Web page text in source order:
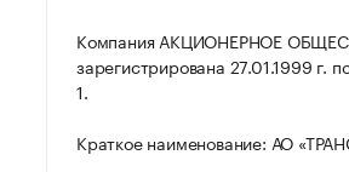
Компания АКЦИОНЕРНОЕ
зарегистрирована 27.01.1999 г.
1.
Краткое наименование: АО